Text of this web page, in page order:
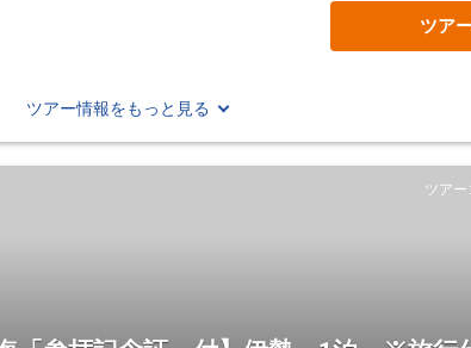
ツア
ツアー情報をもっと見る
ツアー